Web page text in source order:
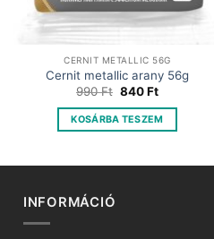
CERNIT METALLIC 56G
Cernit metallic arany 56g
990Ft Original
was:
990 Ft.
840FtCurrent
is:
840 Ft.
KOSÁRBA TESZEM
INFORMÁCIÓ